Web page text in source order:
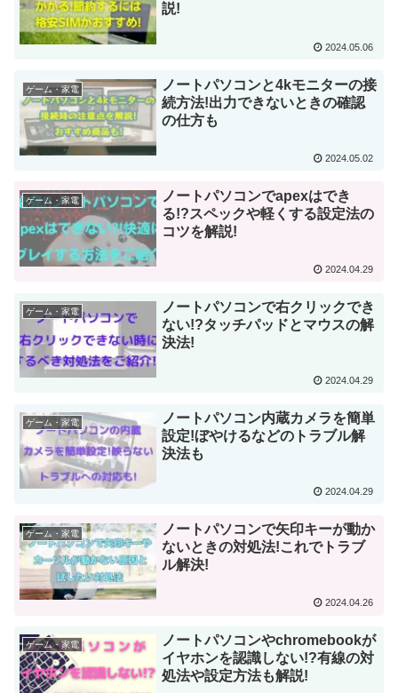
説!
2024.05.06
ゲーム・家電
ノートパソコンと4kモニターの接
続方法!出力できないときの確認
の仕方も
2024.05.02
ゲーム・家電
ノートパソコンでapexはでき
る!?スペックや軽くする設定法の
コツを解説!
2024.04.29
ゲーム・家電
ノートパソコンで右クリックでき
ない!?タッチパッドとマウスの解
決法!
2024.04.29
ゲーム・家電
ノートパソコン内蔵カメラを簡単
設定!ぼやけるなどのトラブル解
決法も
2024.04.29
ゲーム・家電
ノートパソコンで矢印キーが動か
ないときの対処法!これでトラブ
ル解決!
2024.04.26
ゲーム・家電
ノートパソコンやchromebookが
イヤホンを認識しない!?有線の対
処法や設定方法も解説!